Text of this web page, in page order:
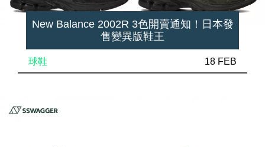
New Balance 2002R 3色開賣通知！日本發
售變異版鞋王
球鞋 18 FEB